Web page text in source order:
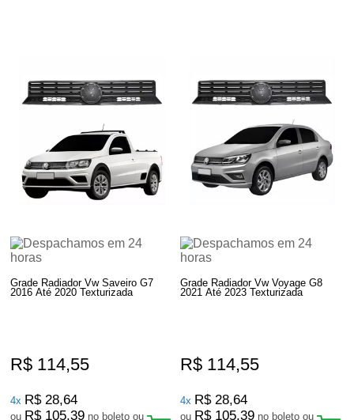
Grade Radiador Vw Saveiro G7
2016 Até 2020 Texturizada
R$ 114,55
4x R$ 28,64
ou R$ 105,39 no boleto ou
Grade Radiador Vw Voyage G8
2021 Até 2023 Texturizada
R$ 114,55
4x R$ 28,64
ou R$ 105,39 no boleto ou